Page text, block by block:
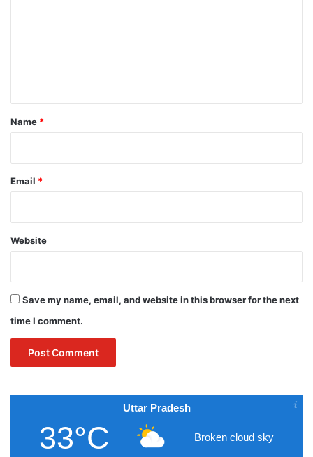
*
Name *
Email *
Website
Save my name, email, and website in this browser for the next
time I comment.
Uttar Pradesh
33°C Broken cloud sky